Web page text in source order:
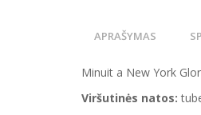
APRAŠYMAS
Minuit a New York
Viršutinės natos: